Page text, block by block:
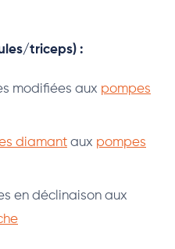
triceps) :
modifiées aux pompes
diamant aux pompes
en déclinaison aux